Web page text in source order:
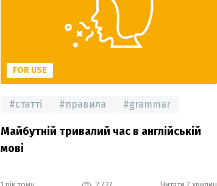
FOR USE
#статті #правила #grammar
Майбутній тривалий час в англійській
мові